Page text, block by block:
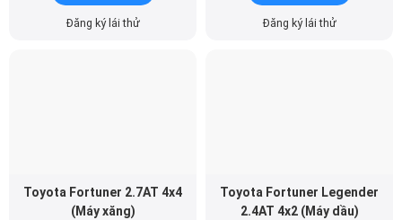
Đăng ký lái thử Đăng ký lái thử
Toyota Fortuner 2.7AT 4x4
(Máy xăng)
Toyota Fortuner Legender
2.4AT 4x2 (Máy dầu)